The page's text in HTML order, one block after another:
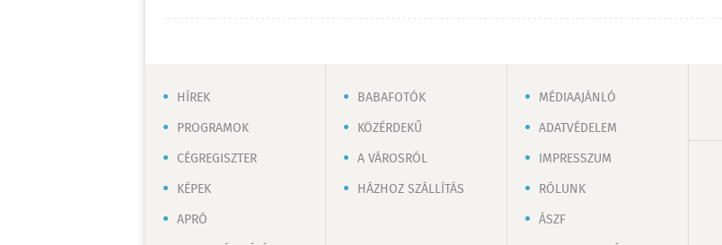
HÍREK
PROGRAMOK
CÉGREGISZTER
KÉPEK
APRÓ
BABAFOTÓK
KÖZÉRDEKŰ
A VÁROSRÓL
HÁZHOZ SZÁLLÍTÁS
MÉDIAAJÁNLÓ
ADATVÉDELEM
IMPRESSZUM
RÓLUNK
ÁSZF